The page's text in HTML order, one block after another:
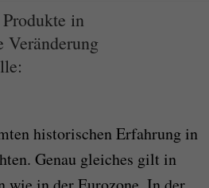
in
Veränderung
historischen Erfahrung in
Genau gleiches gilt in